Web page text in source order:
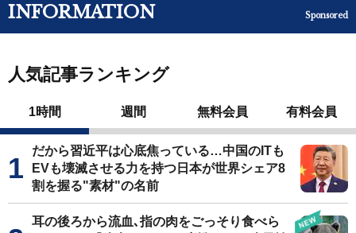
INFORMATION Sponsored
人気記事ランキング
1時間 週間 無料会員 有料会員
だから習近平は心底焦っている…中国のITも
EVも壊滅させる力を持つ日本が世界シェア8
割を握る"素材"の名前
耳の後ろから流血､指の肉をごっそり食べら